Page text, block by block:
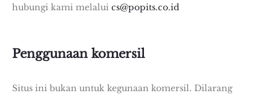
hubungi kami melalui cs@popits.co.id
Penggunaan komersil
Situs ini bukan untuk kegunaan komersil. Dilarang